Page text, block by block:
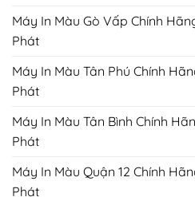
Máy In Màu Gò Vấp Chính
Phát
Máy In Màu Tân Phú Chính
Phát
Máy In Màu Tân Bình Chính
Phát
Máy In Màu Quận 12 Chính
Phát